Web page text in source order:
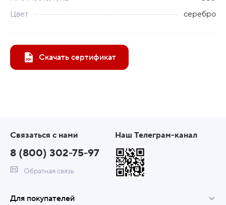
Цвет
серебро
Скачать сертификат
Связаться с нами
8 (800) 302-75-97
Обратная связь
Наш Телеграм-канал
Для покупателей